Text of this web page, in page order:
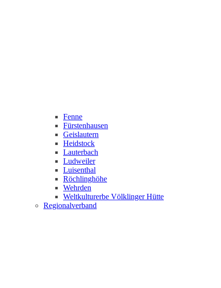
Fenne
Fürstenhausen
Geislautern
Heidstock
Lauterbach
Ludweiler
Luisenthal
Röchlinghöhe
Wehrden
Weltkulturerbe Völklinger Hütte
Regionalverband